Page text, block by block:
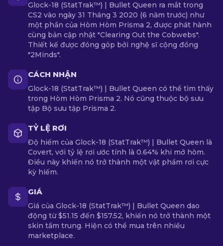
Glock-18 (StatTrak™) | Bullet Queen ra mắt trong
CS2 vào ngày 31 Tháng 3 2020 (6 năm trước) như
một phần của Hòm Hòm Prisma 2, được phát hành
cùng bản cập nhật "Clearing Out the Cobwebs".
Thiết kế được đóng góp bởi nghệ sĩ cộng đồng
"2Minds".
CÁCH NHẬN
Glock-18 (StatTrak™) | Bullet Queen có thể tìm thấy
trong Hòm Hòm Prisma 2. Nó cũng thuộc bộ sưu
tập Bộ sưu tập Prisma 2.
TỶ LỆ RƠI
Độ hiếm của Glock-18 (StatTrak™) | Bullet Queen là
Covert, với tỷ lệ rơi ước tính là 0.64% khi mở hòm.
Điều này khiến nó trở thành một vật phẩm rơi cực
kỳ hiếm.
GIÁ
Giá của Glock-18 (StatTrak™) | Bullet Queen dao
động từ $51.15 đến $157.52, khiến nó trở thành một
skin tầm trung. Hiện có thể mua trên nhiều
marketplace.